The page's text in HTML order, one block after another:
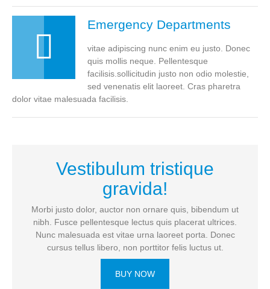
Emergency Departments
vitae adipiscing nunc enim eu justo. Donec
quis mollis neque. Pellentesque
facilisis.sollicitudin justo non odio molestie,
sed venenatis elit laoreet. Cras pharetra
dolor vitae malesuada facilisis.
Vestibulum tristique
gravida!
Morbi justo dolor, auctor non ornare quis, bibendum ut
nibh. Fusce pellentesque lectus quis placerat ultrices.
Nunc malesuada est vitae urna laoreet porta. Donec
cursus tellus libero, non porttitor felis luctus ut.
BUY NOW